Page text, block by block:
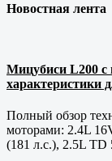
Новостная лента
Мицубиси L200 с
характеристики
Полный обзор
моторами: 2.4L
(181 л.с.), 2.5L